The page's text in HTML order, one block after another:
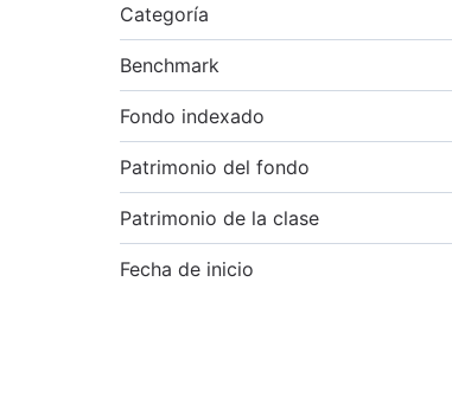
Categoría
Benchmark
Fondo indexado
Patrimonio del fondo
Patrimonio de la clase
Fecha de inicio